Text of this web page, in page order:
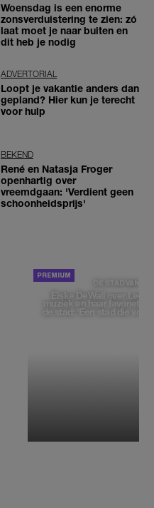
Woensdag is een enorme
zonsverduistering te zien: zó
laat moet je naar buiten en
dit heb je nodig
ADVERTORIAL
Loopt je vakantie anders dan
gepland? Hier kun je terecht
voor hulp
BEKEND
René en Natasja Froger
openhartig over
vreemdgaan: 'Verdient geen
schoonheidsprijs'
DE STAD VAN
Elske DeWall over
muziek en haar favoriete
de stad: 'Een stad die